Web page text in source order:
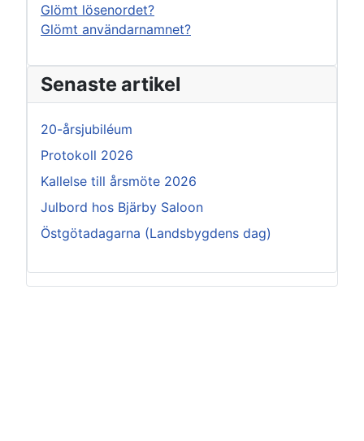
Glömt lösenordet?
Glömt användarnamnet?
Senaste artikel
20-årsjubiléum
Protokoll 2026
Kallelse till årsmöte 2026
Julbord hos Bjärby Saloon
Östgötadagarna (Landsbygdens dag)